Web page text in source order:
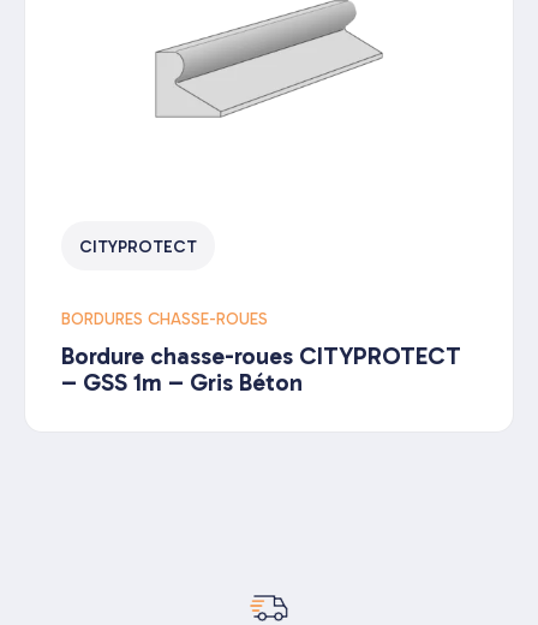
CITYPROTECT
BORDURES CHASSE-ROUES
Bordure chasse-roues CITYPROTECT
– GSS 1m – Gris Béton